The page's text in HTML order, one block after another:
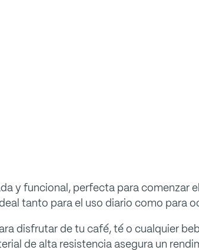
y funcional, perfecta para comenzar
tanto para el uso diario como para
disfrutar de tu café, té o cualquier
de alta resistencia asegura un